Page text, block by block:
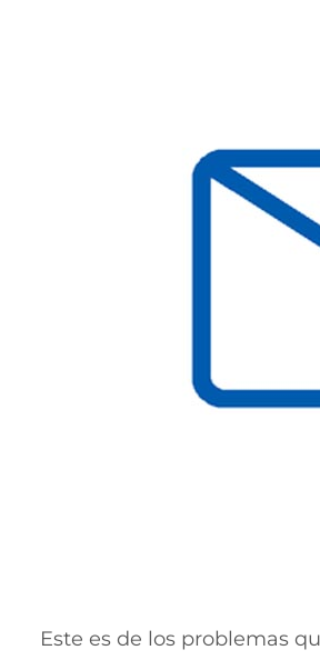
Este es de los problemas